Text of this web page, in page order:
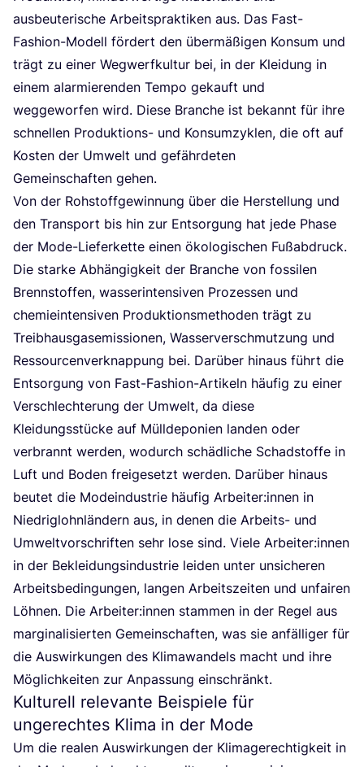
aus­beu­te­ri­sche Arbeits­prak­ti­ken aus. Das Fast-
Fashion-Modell för­dert den über­mä­ßi­gen Kon­sum und
trägt zu einer Weg­werf­kul­tur bei, in der Klei­dung in
einem alar­mie­ren­den Tem­po gekauft und
weg­ge­wor­fen wird. Die­se Bran­che ist bekannt für ihre
schnel­len Pro­duk­ti­ons- und Kon­sum­zy­klen, die oft auf
Kos­ten der Umwelt und gefähr­de­ten
Gemein­schaf­ten gehen.
Von der Roh­stoff­ge­win­nung über die Her­stel­lung und
den Trans­port bis hin zur Ent­sor­gung hat jede Pha­se
der Mode-Lie­fer­ket­te einen öko­lo­gi­schen Fuß­ab­druck.
Die star­ke Abhän­gig­keit der Bran­che von fos­si­len
Brenn­stof­fen, was­ser­in­ten­si­ven Pro­zes­sen und
che­mie­in­ten­si­ven Pro­duk­ti­ons­me­tho­den trägt zu
Treib­haus­gas­emis­sio­nen, Was­ser­ver­schmut­zung und
Res­sour­cen­ver­knap­pung bei. Dar­über hin­aus führt die
Ent­sor­gung von Fast-Fashion-Arti­keln häu­fig zu einer
Ver­schlech­te­rung der Umwelt, da die­se
Klei­dungs­stü­cke auf Müll­de­po­nien lan­den oder
ver­brannt wer­den, wodurch schäd­li­che Schad­stof­fe in
Luft und Boden frei­ge­setzt wer­den. Dar­über hin­aus
beu­tet die Mode­indus­trie häu­fig Arbeiter:innen in
Nied­rig­lohn­län­dern aus, in denen die Arbeits- und
Umwelt­vor­schrif­ten sehr lose sind. Vie­le Arbeiter:innen
in der Beklei­dungs­in­dus­trie lei­den unter unsi­che­ren
Arbeits­be­din­gun­gen, lan­gen Arbeits­zei­ten und unfai­ren
Löh­nen. Die Arbeiter:innen stam­men in der Regel aus
mar­gi­na­li­sier­ten Gemein­schaf­ten, was sie anfäl­li­ger für
die Aus­wir­kun­gen des Kli­ma­wan­dels macht und ihre
Mög­lich­kei­ten zur Anpas­sung einschränkt.
Kulturell relevante Beispiele für
ungerechtes Klima in der Mode
Um die rea­len Aus­wir­kun­gen der Kli­ma­ge­rech­tig­keit in